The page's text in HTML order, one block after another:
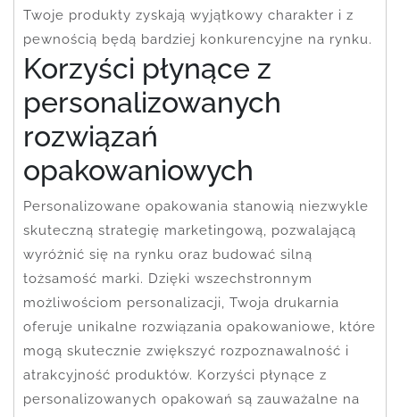
Twoje produkty zyskają wyjątkowy charakter i z
pewnością będą bardziej konkurencyjne na rynku.
Korzyści płynące z
personalizowanych
rozwiązań
opakowaniowych
Personalizowane opakowania stanowią niezwykle
skuteczną strategię marketingową, pozwalającą
wyróżnić się na rynku oraz budować silną
tożsamość marki. Dzięki wszechstronnym
możliwościom personalizacji, Twoja drukarnia
oferuje unikalne rozwiązania opakowaniowe, które
mogą skutecznie zwiększyć rozpoznawalność i
atrakcyjność produktów. Korzyści płynące z
personalizowanych opakowań są zauważalne na